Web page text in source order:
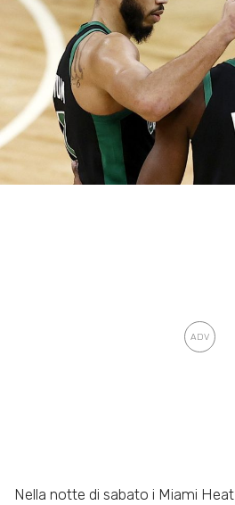
Nella notte di sabato i Miami